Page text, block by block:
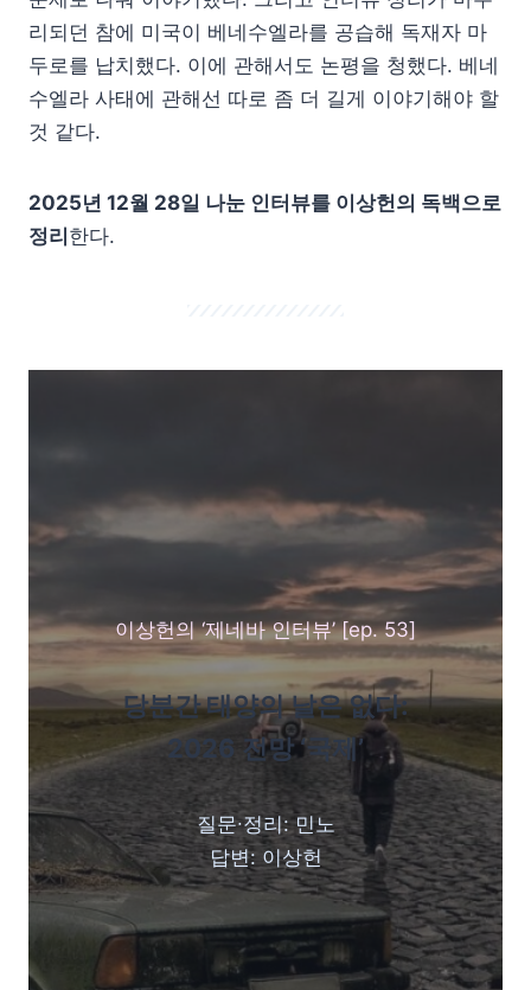
리되던 참에 미국이 베네수엘라를 공습해 독재자 마
두로를 납치했다. 이에 관해서도 논평을 청했다. 베네
수엘라 사태에 관해선 따로 좀 더 길게 이야기해야 할
것 같다.
2025년 12월 28일 나눈 인터뷰를 이상헌의 독백으로
정리한다.
이상헌의 ‘제네바 인터뷰’ [ep. 53]
당분간 태양의 날은 없다:
2026 전망 ‘국제’
질문∙정리: 민노
답변: 이상헌